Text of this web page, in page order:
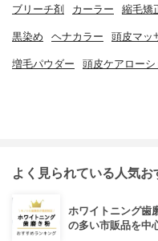
ブリーチ剤 カーラー 縮毛矯
黒染め ヘナカラー 頭皮マッ
増毛パウダー 頭皮ケアローシ
よく見られている人気お
ホワイトニング歯
の多い市販品を中